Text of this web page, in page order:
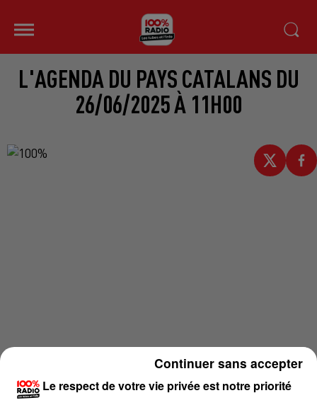
L'AGENDA DU PAYS CATALANS DU
26/06/2025 À 11H00
Le respect de votre vie privée est notre priorité
Continuer sans accepter